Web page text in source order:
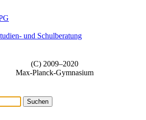
(C) 2009–2020
Max-Planck-Gymnasium
Suchen